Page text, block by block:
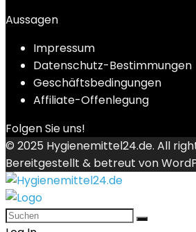
Aussagen
Impressum
Datenschutz-Bestimmungen
Geschäftsbedingungen
Affiliate-Offenlegung
Folgen Sie uns!
© 2025 Hygienemittel24.de. All
Bereitgestellt & betreut von